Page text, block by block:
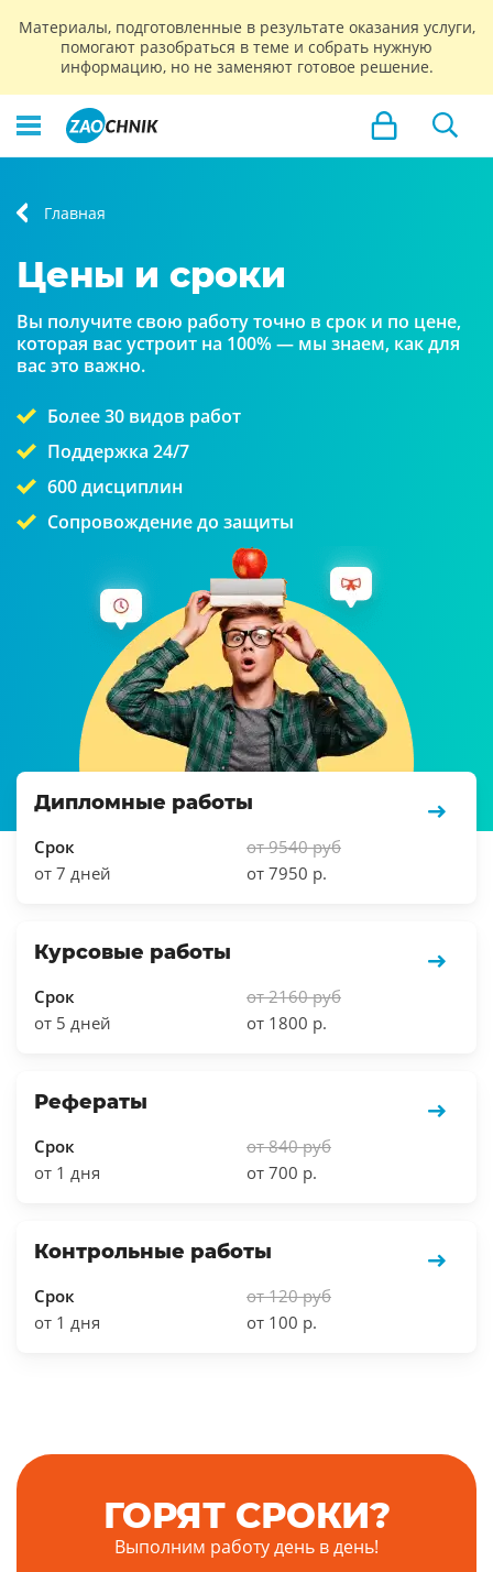
Материалы, подготовленные в результате оказания услуги,
помогают разобраться в теме и собрать нужную
информацию, но не заменяют готовое решение.
Главная
Цены и сроки
Вы получите свою работу точно в срок и по цене,
которая вас устроит на 100% — мы знаем, как для
вас это важно.
Более 30 видов работ
Поддержка 24/7
600 дисциплин
Сопровождение до защиты
Дипломные работы
Срок
от 7 дней
от 9540 руб
от 7950 р.
Курсовые работы
Срок
от 5 дней
от 2160 руб
от 1800 р.
Рефераты
Срок
от 1 дня
от 840 руб
от 700 р.
Контрольные работы
Срок
от 1 дня
от 120 руб
от 100 р.
ГОРЯТ СРОКИ?
Выполним работу день в день!